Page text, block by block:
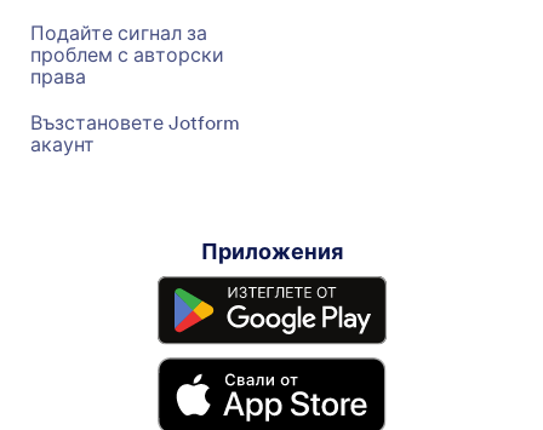
Подайте сигнал за
проблем с авторски
права
Възстановете Jotform
акаунт
Приложения